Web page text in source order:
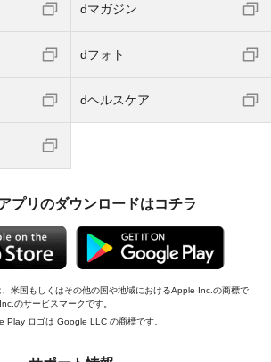
dマガジン
dフォト
dヘルスケア
プリのダウンロードはコチラ
米国もしくはその他の国や地域におけるApple Inc.の商標で
のサービスマークです。
Play ロゴは Google LLC の商標です。